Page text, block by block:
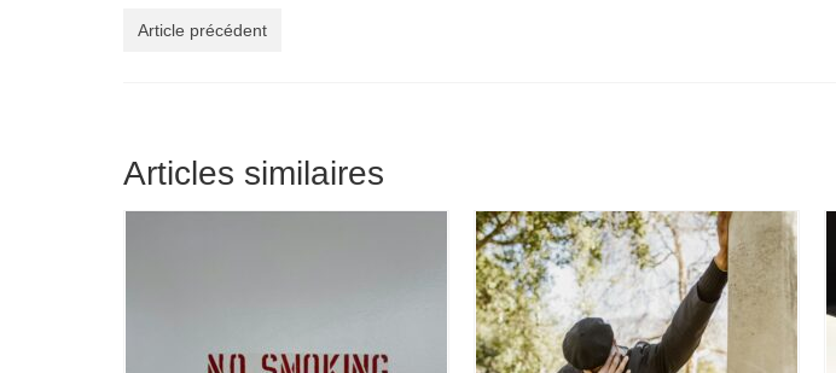
Article précédent
Articles similaires